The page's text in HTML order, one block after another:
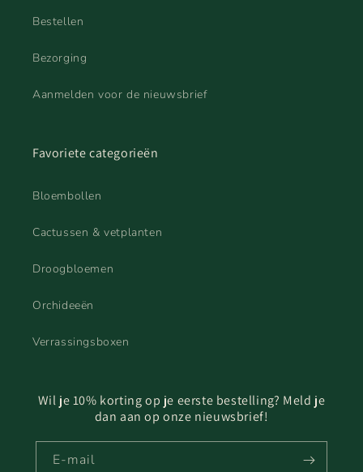
Bestellen
Bezorging
Aanmelden voor de nieuwsbrief
Favoriete categorieën
Bloembollen
Cactussen & vetplanten
Droogbloemen
Orchideeën
Verrassingsboxen
Wil je 10% korting op je eerste bestelling? Meld je
dan aan op onze nieuwsbrief!
E‑mail